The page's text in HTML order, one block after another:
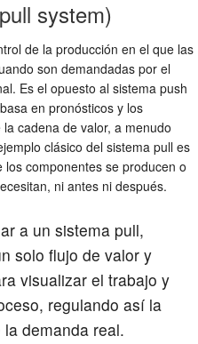
system)
de la producción en el que las
son demandadas por el
Es el opuesto al sistema push
en pronósticos y los
cadena de valor, a menudo
clásico del sistema pull es
componentes se producen o
ni antes ni después.
a un sistema pull,
solo flujo de valor y
visualizar el trabajo y
regulando así la
demanda real.